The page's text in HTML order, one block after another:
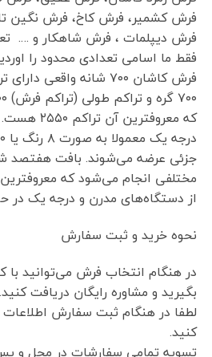
فرش کشمیر، فرش کاخ، فرش نگین
فرش دیپلمات ، فرش شاهکار و ….
فقط ما اسامی تعدادی محدود را
فرش کاشان ۷۰۰ شانه
جزئی عرضه می‌شوند. بافت هفتصد
از دستگاه‌های مدرن و درجه یک در
نحوه خرید و ثبت سفارش
در هنگام انتخاب فرش می‌توانید با
بگیرید و مشاوره رایگان دریافت کنید.
لطفا در هنگام ثبت سفارش
کنید.
تسویه تمامی سفارشات در محل و